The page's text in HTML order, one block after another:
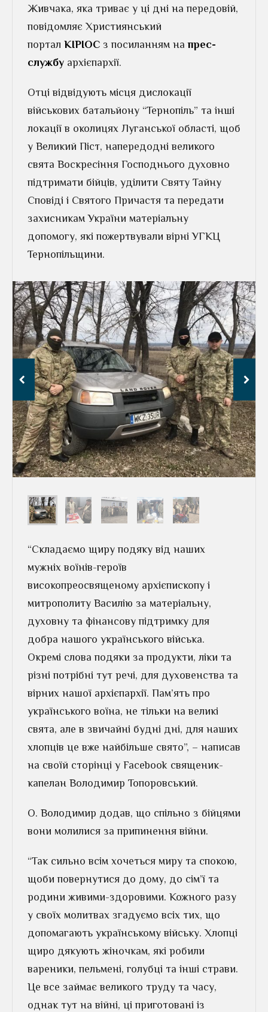
Живчака, яка триває у ці дні на передовій,
повідомляє Християнський
портал КІРІОС з посиланням на прес-
службу архієпархії.
Отці відвідують місця дислокації
військових батальйону “Тернопіль” та інші
локації в околицях Луганської області, щоб
у Великий Піст, напередодні великого
свята Воскресіння Господнього духовно
підтримати бійців, уділити Святу Тайну
Сповіді і Святого Причастя та передати
захисникам України матеріальну
допомогу, які пожертвували вірні УГКЦ
Тернопільщини.
“Складаємо щиру подяку від наших
мужніх воїнів-героїв
високопреосвященому архієпископу і
митрополиту Василію за матеріальну,
духовну та фінансову підтримку для
добра нашого українського війська.
Окремі слова подяки за продукти, ліки та
різні потрібні тут речі, для духовенства та
вірних нашої архієпархії. Пам’ять про
українського воїна, не тільки на великі
свята, але в звичайні будні дні, для наших
хлопців це вже найбільше свято”, – написав
на своїй сторінці у Facebook священик-
капелан Володимир Топоровський.
О. Володимир додав, що спільно з бійцями
вони молилися за припинення війни.
“Так сильно всім хочеться миру та спокою,
щоби повернутися до дому, до сім’ї та
родини живими-здоровими. Кожного разу
у своїх молитвах згадуємо всіх тих, що
допомагають українському війську. Хлопці
щиро дякують жіночкам, які робили
вареники, пельмені, голубці та інші страви.
Це все займає великого труду та часу,
однак тут на війні, ці приготовані із